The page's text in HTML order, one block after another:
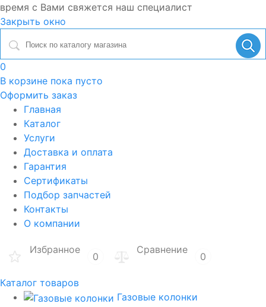
время с Вами свяжется наш специалист
Закрыть окно
0
В корзине пока пусто
Оформить заказ
Главная
Каталог
Услуги
Доставка и оплата
Гарантия
Сертификаты
Подбор запчастей
Контакты
О компании
Избранное
0
Сравнение
0
Каталог товаров
Газовые колонки